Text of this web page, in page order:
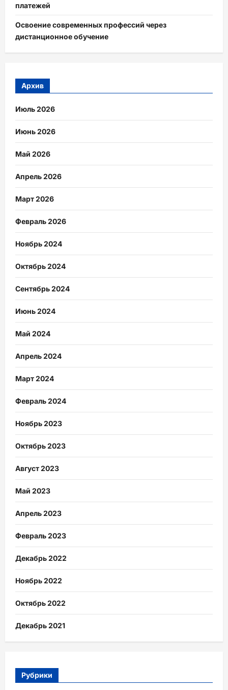
платежей
Освоение современных профессий через
дистанционное обучение
Архив
Июль 2026
Июнь 2026
Май 2026
Апрель 2026
Март 2026
Февраль 2026
Ноябрь 2024
Октябрь 2024
Сентябрь 2024
Июнь 2024
Май 2024
Апрель 2024
Март 2024
Февраль 2024
Ноябрь 2023
Октябрь 2023
Август 2023
Май 2023
Апрель 2023
Февраль 2023
Декабрь 2022
Ноябрь 2022
Октябрь 2022
Декабрь 2021
Рубрики